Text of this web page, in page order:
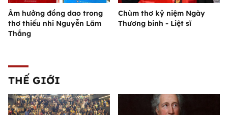
Âm hưởng đồng dao trong
thơ thiếu nhi Nguyễn Lãm
Thắng
Chùm thơ kỷ niệm Ngày
Thương binh - Liệt sĩ
THẾ GIỚI